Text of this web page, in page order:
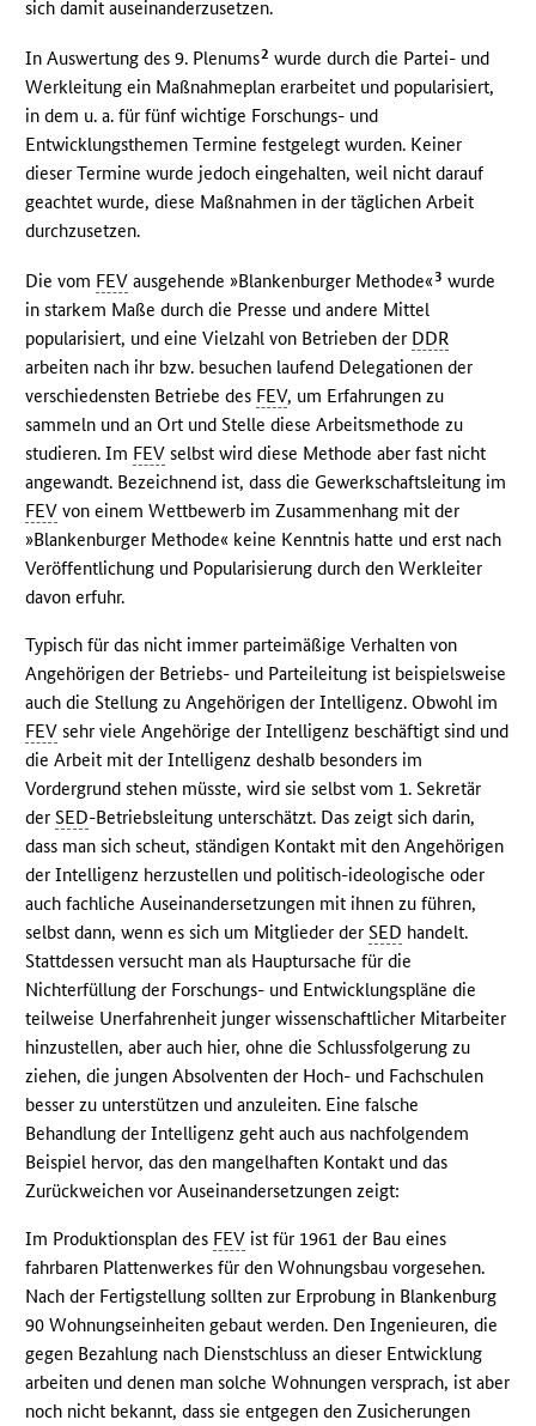
sich damit auseinanderzusetzen.
In Auswertung des 9. Plenums2 wurde durch die Partei- und
Werkleitung ein Maßnahmeplan erarbeitet und popularisiert,
in dem u. a. für fünf wichtige Forschungs- und
Entwicklungsthemen Termine festgelegt wurden. Keiner
dieser Termine wurde jedoch eingehalten, weil nicht darauf
geachtet wurde, diese Maßnahmen in der täglichen Arbeit
durchzusetzen.
Die vom FEV ausgehende »Blankenburger Methode«3 wurde
in starkem Maße durch die Presse und andere Mittel
popularisiert, und eine Vielzahl von Betrieben der DDR
arbeiten nach ihr bzw. besuchen laufend Delegationen der
verschiedensten Betriebe des FEV, um Erfahrungen zu
sammeln und an Ort und Stelle diese Arbeitsmethode zu
studieren. Im FEV selbst wird diese Methode aber fast nicht
angewandt. Bezeichnend ist, dass die Gewerkschaftsleitung im
FEV von einem Wettbewerb im Zusammenhang mit der
»Blankenburger Methode« keine Kenntnis hatte und erst nach
Veröffentlichung und Popularisierung durch den Werkleiter
davon erfuhr.
Typisch für das nicht immer parteimäßige Verhalten von
Angehörigen der Betriebs- und Parteileitung ist beispielsweise
auch die Stellung zu Angehörigen der Intelligenz. Obwohl im
FEV sehr viele Angehörige der Intelligenz beschäftigt sind und
die Arbeit mit der Intelligenz deshalb besonders im
Vordergrund stehen müsste, wird sie selbst vom 1. Sekretär
derSED-Betriebsleitung unterschätzt. Das zeigt sich darin,
dass man sich scheut, ständigen Kontakt mit den Angehörigen
der Intelligenz herzustellen und politisch-ideologische oder
auch fachliche Auseinandersetzungen mit ihnen zu führen,
selbst dann, wenn es sich um Mitglieder derSED handelt.
Stattdessen versucht man als Hauptursache für die
Nichterfüllung der Forschungs- und Entwicklungspläne die
teilweise Unerfahrenheit junger wissenschaftlicher Mitarbeiter
hinzustellen, aber auch hier, ohne die Schlussfolgerung zu
ziehen, die jungen Absolventen der Hoch- und Fachschulen
besser zu unterstützen und anzuleiten. Eine falsche
Behandlung der Intelligenz geht auch aus nachfolgendem
Beispiel hervor, das den mangelhaften Kontakt und das
Zurückweichen vor Auseinandersetzungen zeigt:
Im Produktionsplan des FEV ist für 1961 der Bau eines
fahrbaren Plattenwerkes für den Wohnungsbau vorgesehen.
Nach der Fertigstellung sollten zur Erprobung in Blankenburg
90 Wohnungseinheiten gebaut werden. Den Ingenieuren, die
gegen Bezahlung nach Dienstschluss an dieser Entwicklung
arbeiten und denen man solche Wohnungen versprach, ist aber
noch nicht bekannt, dass sie entgegen den Zusicherungen